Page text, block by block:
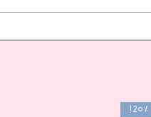
בדרום קוריאה